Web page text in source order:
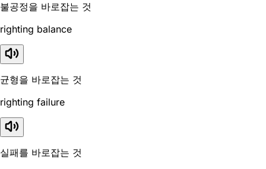
불공정을 바로잡는 것
righting balance
균형을 바로잡는 것
righting failure
실패를 바로잡는 것